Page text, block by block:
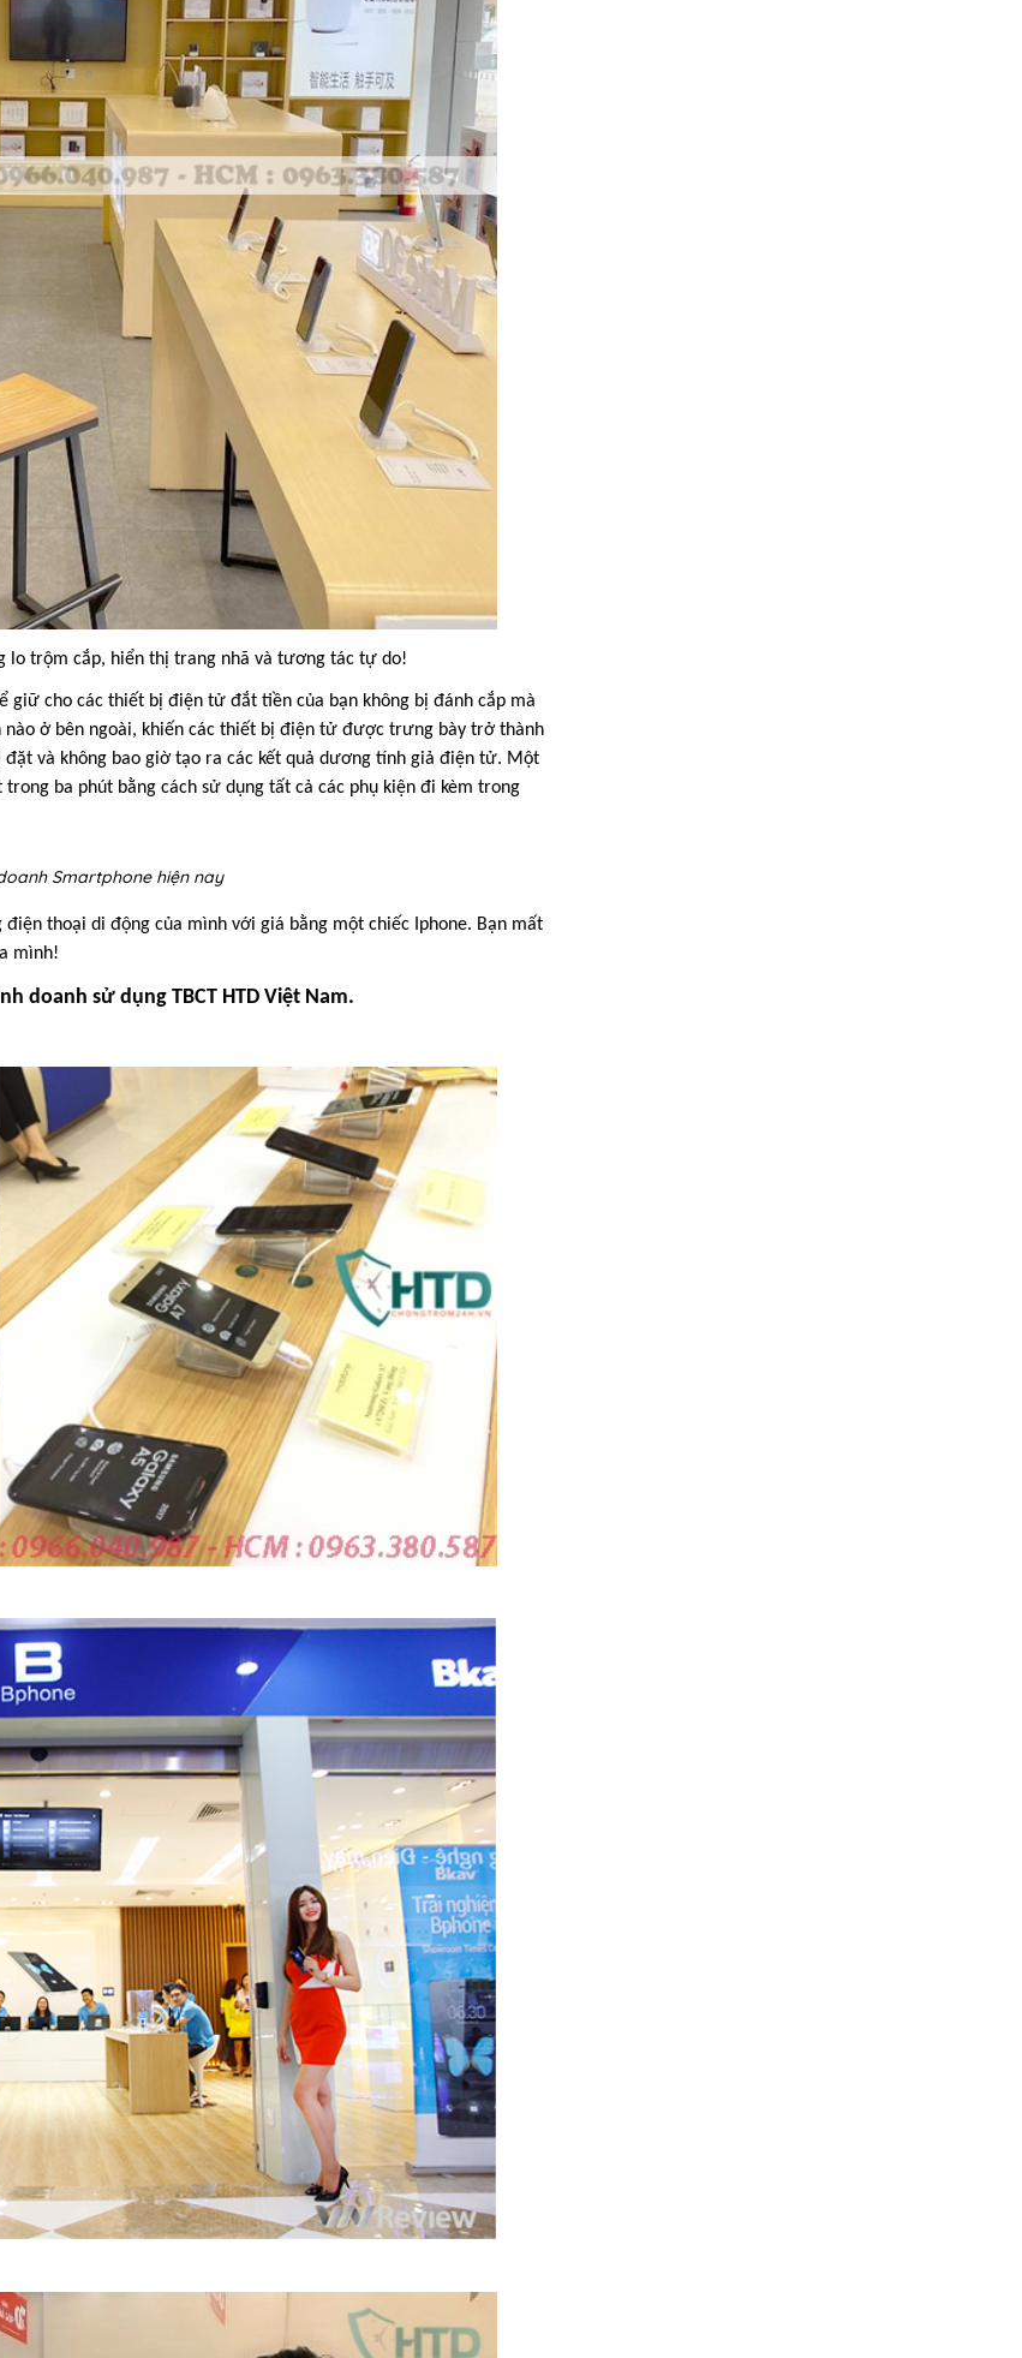
lo trộm cắp, hiển thị trang nhã và tương tác tự do!
giữ cho các thiết bị điện tử đắt tiền của bạn không bị đánh cắp mà
nào ở bên ngoài, khiến các thiết bị điện tử được trưng bày trở thành
và không bao giờ tạo ra các kết quả dương tính giả điện tử. Một
ba phút bằng cách sử dụng tất cả các phụ kiện đi kèm trong
Smartphone hiện nay
thoại di động của mình với giá bằng một chiếc Iphone. Bạn mất
mình!
doanh sử dụng TBCT HTD Việt Nam.